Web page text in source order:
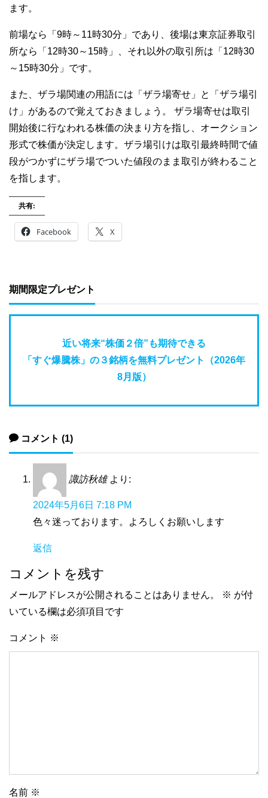
ます。
前場なら「9時～11時30分」であり、後場は東京証券取引
所なら「12時30～15時」、それ以外の取引所は「12時30
～15時30分」です。
また、ザラ場関連の用語には「ザラ場寄せ」と「ザラ場引
け」があるので覚えておきましょう。 ザラ場寄せは取引
開始後に行なわれる株価の決まり方を指し、オークション
形式で株価が決定します。ザラ場引けは取引最終時間で値
段がつかずにザラ場でついた値段のまま取引が終わること
を指します。
共有:
Facebook X
期間限定プレゼント
近い将来“株価２倍”も期待できる
「すぐ爆騰株」の３銘柄を無料プレゼント（2026年
8月版）
コメント (1)
諏訪秋雄 より:
2024年5月6日 7:18 PM
色々迷っております。よろしくお願いします
返信
コメントを残す
メールアドレスが公開されることはありません。 ※ が付
いている欄は必須項目です
コメント ※
名前 ※